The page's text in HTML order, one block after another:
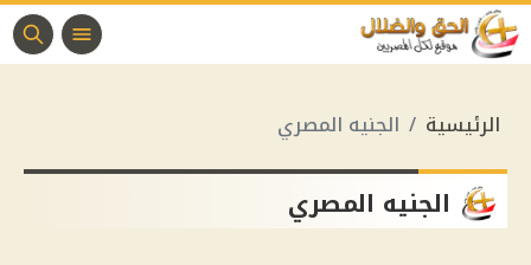
الرئيسية الجنيه المصري
الجنيه المصري